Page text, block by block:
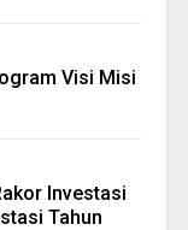
Visi Misi
Investasi
Tahun